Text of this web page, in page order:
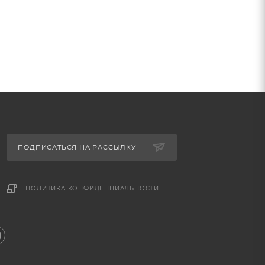
ПОДПИСАТЬСЯ НА РАССЫЛКУ
ПОЛИТИКА КОНФИДЕНЦИАЛЬНОСТИ